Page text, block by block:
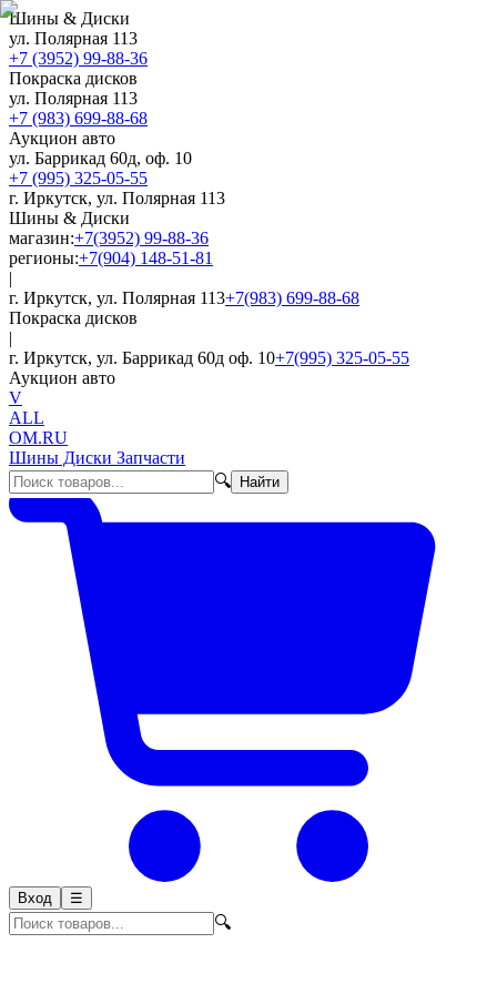
Шины & Диски
ул. Полярная 113
+7 (3952) 99-88-36
Покраска дисков
ул. Полярная 113
+7 (983) 699-88-68
Аукцион авто
ул. Баррикад 60д, оф. 10
+7 (995) 325-05-55
г. Иркутск, ул. Полярная 113
Шины & Диски
магазин:+7(3952) 99-88-36
регионы:+7(904) 148-51-81
|
г. Иркутск, ул. Полярная 113+7(983) 699-88-68
Покраска дисков
|
г. Иркутск, ул. Баррикад 60д оф. 10+7(995) 325-05-55
Аукцион авто
V
ALL
OM.RU
Шины Диски Запчасти
🔍
Найти
Вход ☰
🔍